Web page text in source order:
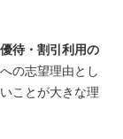
待・割引利用の
の志望理由とし
ことが大きな理